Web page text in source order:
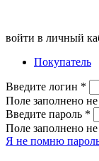
войти в личный
Покупатель
Введите логин *
Поле заполнено
Введите пароль *
Поле заполнено
Я не помню